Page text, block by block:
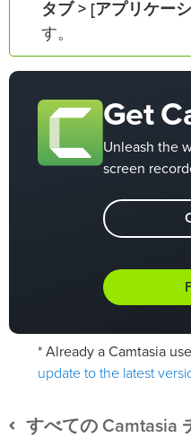
タブ > [アプリケー
す。
Get
Unleash the
screen
* Already a Camtasia
update to the latest
すべての Camtasia